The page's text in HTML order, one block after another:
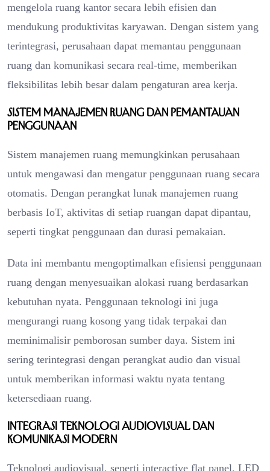
mengelola ruang kantor secara lebih efisien dan
mendukung produktivitas karyawan. Dengan sistem yang
terintegrasi, perusahaan dapat memantau penggunaan
ruang dan komunikasi secara real-time, memberikan
fleksibilitas lebih besar dalam pengaturan area kerja.
Sistem Manajemen Ruang dan Pemantauan
Penggunaan
Sistem manajemen ruang memungkinkan perusahaan
untuk mengawasi dan mengatur penggunaan ruang secara
otomatis. Dengan perangkat lunak manajemen ruang
berbasis IoT, aktivitas di setiap ruangan dapat dipantau,
seperti tingkat penggunaan dan durasi pemakaian.
Data ini membantu mengoptimalkan efisiensi penggunaan
ruang dengan menyesuaikan alokasi ruang berdasarkan
kebutuhan nyata. Penggunaan teknologi ini juga
mengurangi ruang kosong yang tidak terpakai dan
meminimalisir pemborosan sumber daya. Sistem ini
sering terintegrasi dengan perangkat audio dan visual
untuk memberikan informasi waktu nyata tentang
ketersediaan ruang.
Integrasi Teknologi Audiovisual dan
Komunikasi Modern
Teknologi audiovisual, seperti interactive flat panel, LED